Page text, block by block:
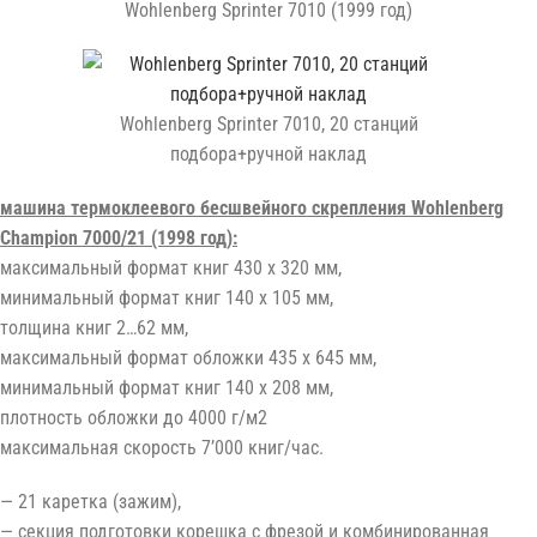
Wohlenberg Sprinter 7010 (1999 год)
Wohlenberg Sprinter 7010, 20 станций
подбора+ручной наклад
машина термоклеевого бесшвейного скрепления Wohlenberg
Champion 7000/21 (1998 год):
максимальный формат книг 430 x 320 мм,
минимальный формат книг 140 x 105 мм,
толщина книг 2…62 мм,
максимальный формат обложки 435 x 645 мм,
минимальный формат книг 140 x 208 мм,
плотность обложки до 4000 г/м2
максимальная скорость 7’000 книг/час.
— 21 каретка (зажим),
— секция подготовки корешка с фрезой и комбинированная